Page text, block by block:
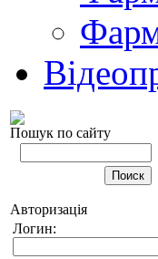
Пошук по сайту
Авторизація
Логин: